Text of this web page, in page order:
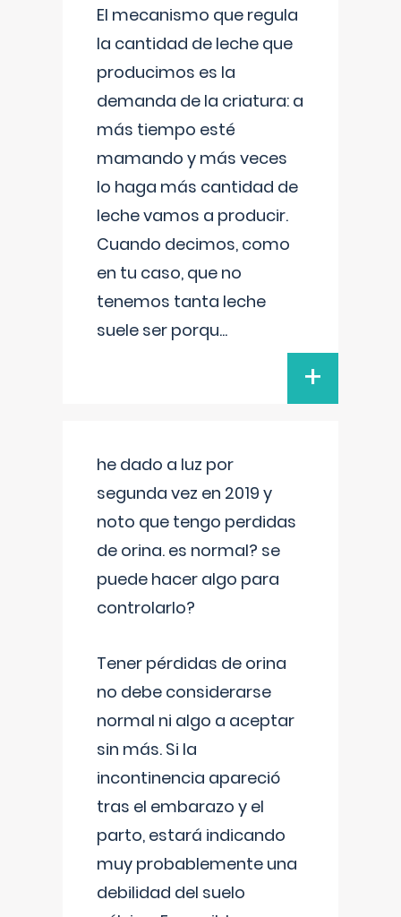
El mecanismo que regula
la cantidad de leche que
producimos es la
demanda de la criatura: a
más tiempo esté
mamando y más veces
lo haga más cantidad de
leche vamos a producir.
Cuando decimos, como
en tu caso, que no
tenemos tanta leche
suele ser porqu...
+
he dado a luz por
segunda vez en 2019 y
noto que tengo perdidas
de orina. es normal? se
puede hacer algo para
controlarlo?
Tener pérdidas de orina
no debe considerarse
normal ni algo a aceptar
sin más. Si la
incontinencia apareció
tras el embarazo y el
parto, estará indicando
muy probablemente una
debilidad del suelo